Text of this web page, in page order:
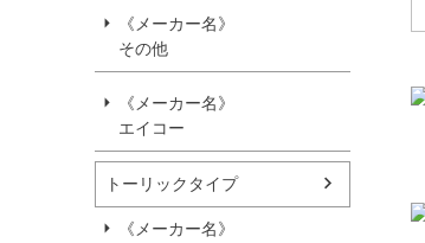
《メーカー名》
その他
《メーカー名》
エイコー
トーリックタイプ
《メーカー名》